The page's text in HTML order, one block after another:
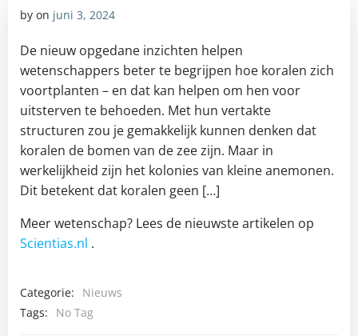
by on juni 3, 2024
De nieuw opgedane inzichten helpen
wetenschappers beter te begrijpen hoe koralen zich
voortplanten – en dat kan helpen om hen voor
uitsterven te behoeden. Met hun vertakte
structuren zou je gemakkelijk kunnen denken dat
koralen de bomen van de zee zijn. Maar in
werkelijkheid zijn het kolonies van kleine anemonen.
Dit betekent dat koralen geen […]
Meer wetenschap? Lees de nieuwste artikelen op
Scientias.nl .
Categorie:
Nieuws
Tags:
No Tag